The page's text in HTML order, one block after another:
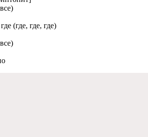
(где, где, где)